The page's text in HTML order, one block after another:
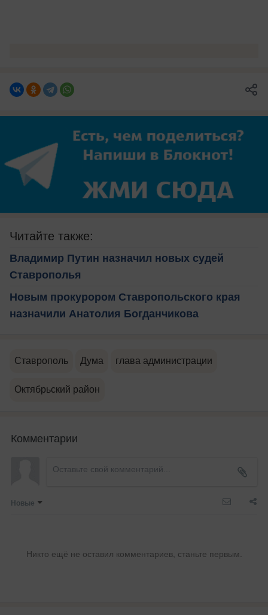
Читайте также:
Владимир Путин назначил новых судей
Ставрополья
Новым прокурором Ставропольского края
назначили Анатолия Богданчикова
Ставрополь Дума глава администрации
Октябрьский район
Комментарии
Новые
Никто ещё не оставил комментариев, станьте первым.